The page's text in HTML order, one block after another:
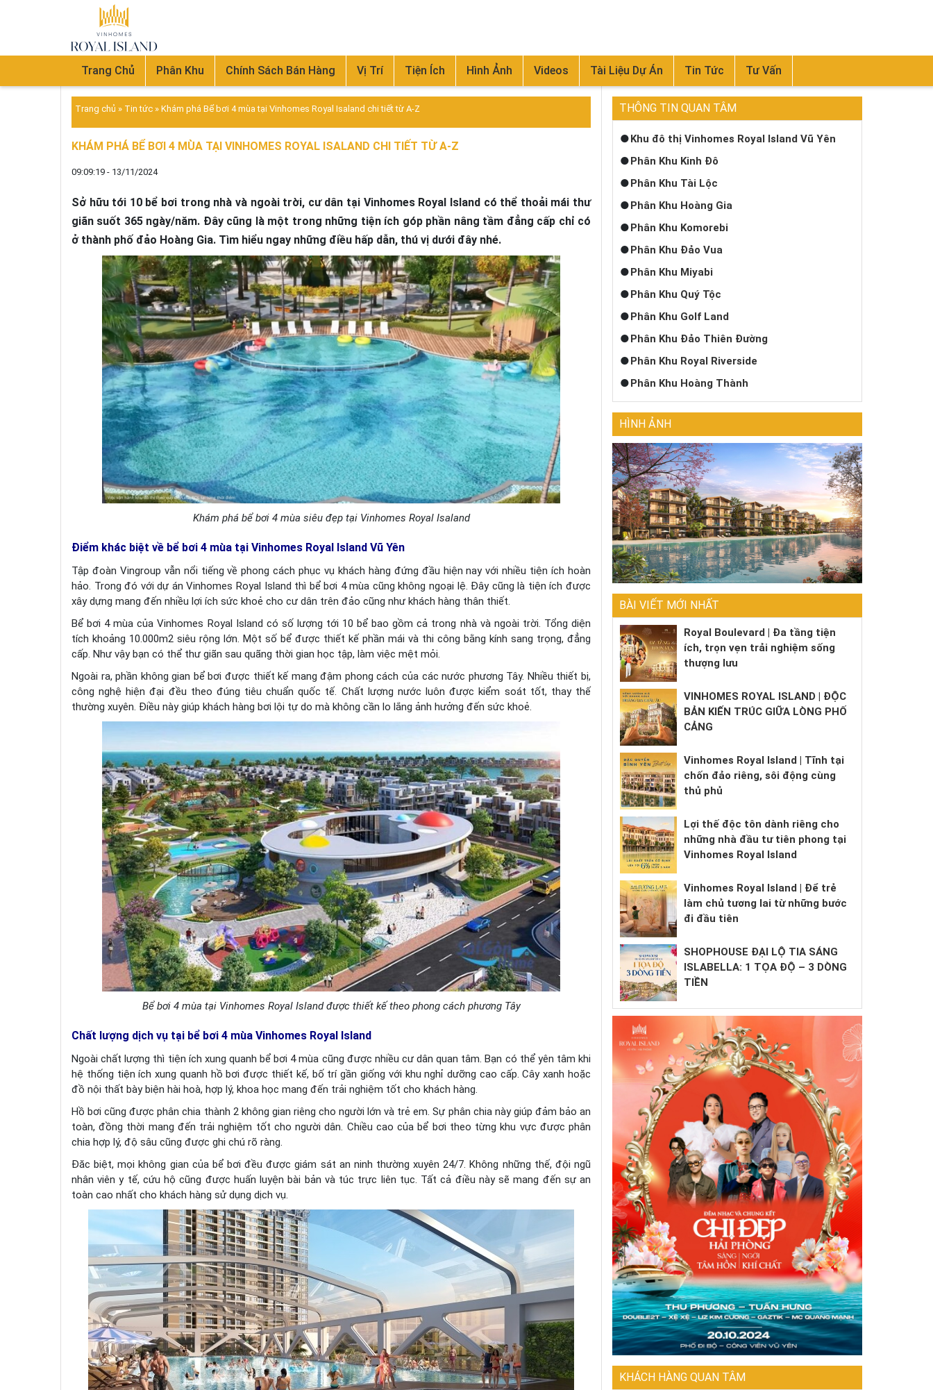
Trang Chủ Phân Khu Chính Sách Bán Hàng Vị Trí Tiện Ích Hình Ảnh Videos Tài Liệu Dự Án Tin Tức Tư Vấn
Trang chủ » Tin tức » Khám phá Bể bơi 4 mùa tại Vinhomes Royal Isaland chi tiết từ A-Z
KHÁM PHÁ BỂ BƠI 4 MÙA TẠI VINHOMES ROYAL ISALAND CHI TIẾT TỪ A-Z
09:09:19 - 13/11/2024
Sở hữu tới 10 bể bơi trong nhà và ngoài trời, cư dân tại Vinhomes Royal Island có thể thoải mái thư
giãn suốt 365 ngày/năm. Đây cũng là một trong những tiện ích góp phần nâng tầm đẳng cấp chỉ có
ở thành phố đảo Hoàng Gia. Tìm hiểu ngay những điều hấp dẫn, thú vị dưới đây nhé.
Khám phá bể bơi 4 mùa siêu đẹp tại Vinhomes Royal Isaland
Điểm khác biệt về bể bơi 4 mùa tại Vinhomes Royal Island Vũ Yên
Tập đoàn Vingroup vẫn nổi tiếng về phong cách phục vụ khách hàng đứng đầu hiện nay với nhiều tiện ích hoàn
hảo. Trong đó với dự án Vinhomes Royal Island thì bể bơi 4 mùa cũng không ngoại lệ. Đây cũng là tiện ích được
xây dựng mang đến nhiều lợi ích sức khoẻ cho cư dân trên đảo cũng như khách hàng thân thiết.
Bể bơi 4 mùa của Vinhomes Royal Island có số lượng tới 10 bể bao gồm cả trong nhà và ngoài trời. Tổng diện
tích khoảng 10.000m2 siêu rộng lớn. Một số bể được thiết kế phần mái và thi công bằng kính sang trọng, đẳng
cấp. Như vậy bạn có thể thư giãn sau quãng thời gian học tập, làm việc mệt mỏi.
Ngoài ra, phần không gian bể bơi được thiết kế mang đậm phong cách của các nước phương Tây. Nhiều thiết bị,
công nghệ hiện đại đều theo đúng tiêu chuẩn quốc tế. Chất lượng nước luôn được kiểm soát tốt, thay thế
thường xuyên. Điều này giúp khách hàng bơi lội tự do mà không cần lo lắng ảnh hưởng đến sức khoẻ.
Bể bơi 4 mùa tại Vinhomes Royal Island được thiết kế theo phong cách phương Tây
Chất lượng dịch vụ tại bể bơi 4 mùa Vinhomes Royal Island
Ngoài chất lượng thì tiện ích xung quanh bể bơi 4 mùa cũng được nhiều cư dân quan tâm. Bạn có thể yên tâm khi
hệ thống tiện ích xung quanh hồ bơi được thiết kế, bố trí gần giống với khu nghỉ dưỡng cao cấp. Cây xanh hoặc
đồ nội thất bày biện hài hoà, hợp lý, khoa học mang đến trải nghiệm tốt cho khách hàng.
Hồ bơi cũng được phân chia thành 2 không gian riêng cho người lớn và trẻ em. Sự phân chia này giúp đảm bảo an
toàn, đồng thời mang đến trải nghiệm tốt cho người dân. Chiều cao của bể bơi theo từng khu vực được phân
chia hợp lý, độ sâu cũng được ghi chú rõ ràng.
Đăc biệt, mọi không gian của bể bơi đều được giám sát an ninh thường xuyên 24/7. Không những thế, đội ngũ
nhân viên y tế, cứu hộ cũng được huấn luyện bài bản và túc trực liên tục. Tất cả điều này sẽ mang đến sự an
toàn cao nhất cho khách hàng sử dụng dịch vụ.
THÔNG TIN QUAN TÂM
Khu đô thị Vinhomes Royal Island Vũ Yên
Phân Khu Kinh Đô
Phân Khu Tài Lộc
Phân Khu Hoàng Gia
Phân Khu Komorebi
Phân Khu Đảo Vua
Phân Khu Miyabi
Phân Khu Quý Tộc
Phân Khu Golf Land
Phân Khu Đảo Thiên Đường
Phân Khu Royal Riverside
Phân Khu Hoàng Thành
HÌNH ẢNH
BÀI VIẾT MỚI NHẤT
Royal Boulevard | Đa tầng tiện
ích, trọn vẹn trải nghiệm sống
thượng lưu
VINHOMES ROYAL ISLAND | ĐỘC
BẢN KIẾN TRÚC GIỮA LÒNG PHỐ
CẢNG
Vinhomes Royal Island | Tĩnh tại
chốn đảo riêng, sôi động cùng
thủ phủ
Lợi thế độc tôn dành riêng cho
những nhà đầu tư tiên phong tại
Vinhomes Royal Island
Vinhomes Royal Island | Để trẻ
làm chủ tương lai từ những bước
đi đầu tiên
SHOPHOUSE ĐẠI LỘ TIA SÁNG
ISLABELLA: 1 TỌA ĐỘ – 3 DÒNG
TIỀN
KHÁCH HÀNG QUAN TÂM